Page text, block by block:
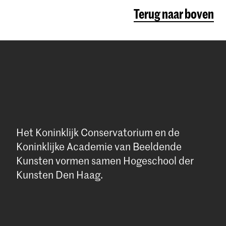
Terug naar boven
Het Koninklijk Conservatorium en de
Koninklijke Academie van Beeldende
Kunsten vormen samen Hogeschool der
Kunsten Den Haag.